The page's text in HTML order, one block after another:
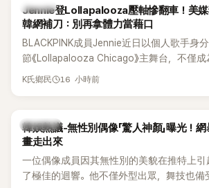
K-POP
Jennie登Lollapalooza壓軸慘翻車！美媒
韓網補刀：別再拿體力當藉口
BLACKPINK成員Jennie近日以個人歌手身
節《Lollapalooza Chicago》主舞台，不僅
節Headliner（壓軸主秀）的K-POP女SOLO
形容整場演出「就像一場豪華KTV」。
K氏鄉民 16 小時前
熱議討論
韓娛熱議-無性別偶像「驚人神顏」曝光！
畫走出來
一位偶像成員因其無性別的美貌在推特上
了極佳的迴響。他不僅外型出眾，舞技也備